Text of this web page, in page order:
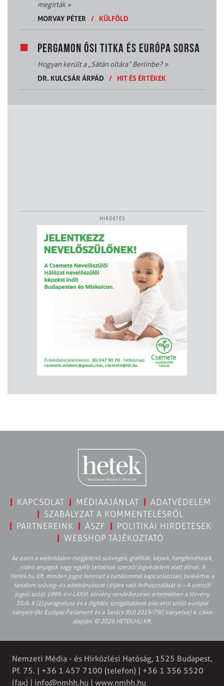
megírták»
MORVAY PÉTER
/ KÜLFÖLD
PERGAMON ŐSI TITKA ÉS EURÓPA SORSA
Hogyan került a „Sátán oltára” Berlinbe?»
DR. KULCSÁR ÁRPÁD
/ HIT ÉS ÉRTÉKEK
HIRDETÉS
KAPCSOLAT MÉDIAAJÁNLAT
ADATVÉDELEM
SZABÁLYZAT A KOMMENTELÉSRŐL
PARTNEREINK
ÁSZF
POLITIKAI HIRDETÉSEK
WEBSHOP TÁJÉKOZTATÓ
Az ezen a weboldalon megjelenő szövegek, grafikák, képek, hangfelvételek,
video anyagok vagy egyéb tartalmak szerzői jogvédelem alatt állnak. A
Hetek.hu Kft. minden jogot fenntart a tartalommal kapcsolatosan, beleértve a
tartalom szöveg- és adatbányászat céljára való felhasználását is – A szerzői
jogról szóló 1999. évi LXXVI. törvény rendelkezései értelmében a törvény
35/A. § (1) paragrafusa és a digitális szolgáltatások piacairól szóló európai
irányelv (Az Európai Parlament és a Tanács (EU) 2019/790 Irányelve) 4. cikke
alapján. © 2026 HETEK.HU Kft.
Nemzeti Média - és Hírközlési Hatóság, 1525 Budapest,
Pf. 75. | +36 1 457 7100 (telefon) | +36 1 356 5520
(fax) | info@nmhh.hu | www.nmhh.hu